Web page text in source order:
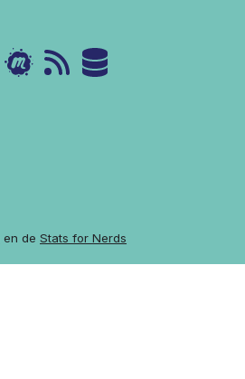
en de Stats for Nerds